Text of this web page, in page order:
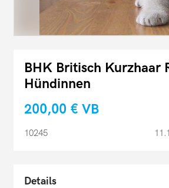
BHK Britisch Kurzhaar
Hündinnen
200,00 € VB
10245
Details